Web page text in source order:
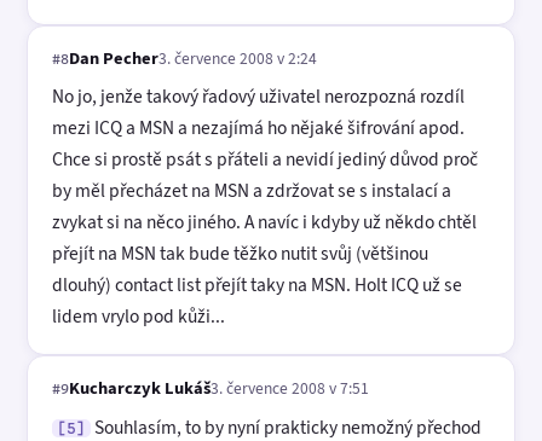
#8Dan Pecher3. července 2008 v 2:24
No jo, jenže takový řadový uživatel nerozpozná rozdíl
mezi ICQ a MSN a nezajímá ho nějaké šifrování apod.
Chce si prostě psát s přáteli a nevidí jediný důvod proč
by měl přecházet na MSN a zdržovat se s instalací a
zvykat si na něco jiného. A navíc i kdyby už někdo chtěl
přejít na MSN tak bude těžko nutit svůj (většinou
dlouhý) contact list přejít taky na MSN. Holt ICQ už se
lidem vrylo pod kůži...
#9Kucharczyk Lukáš3. července 2008 v 7:51
[5]
Souhlasím, to by nyní prakticky nemožný přechod